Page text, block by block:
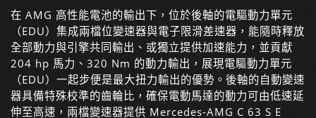
在 AMG 高性能電池的輸出下，位於後軸的電驅動力單元
（EDU）集成兩檔位變速器與電子限滑差速器，能隨時釋放
全部動力與引擎共同輸出、或獨立提供加速能力，並貢獻
204 hp 馬力、320 Nm 的動力輸出，展現電驅動力單元
（EDU）一起步便是最大扭力輸出的優勢。後軸的自動變速
器具備特殊校準的齒輪比，確保電動馬達的動力可由低速延
伸至高速，兩檔變速器提供 Mercedes-AMG C 63 S E